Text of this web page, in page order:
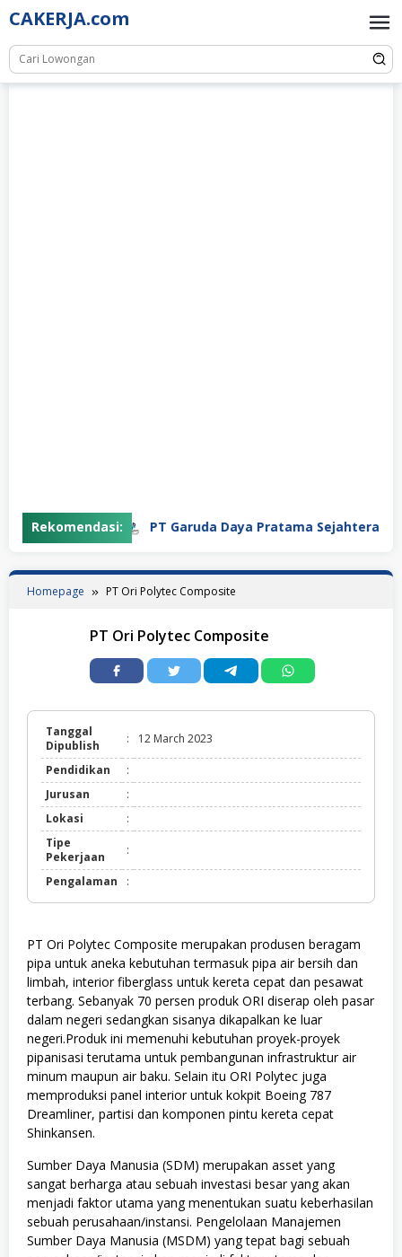
Skip
to
content
CAKERJA.com
Rekomendasi: PT Garuda Daya Pratama Sejahtera
Homepage PT Ori Polytec Composite
PT Ori Polytec Composite
Tanggal
Dipublish
: 12 March 2023
Pendidikan
:
Jurusan
:
Lokasi
:
Tipe
Pekerjaan
:
Pengalaman :
PT Ori Polytec Composite merupakan produsen beragam
pipa untuk aneka kebutuhan termasuk pipa air bersih dan
limbah, interior fiberglass untuk kereta cepat dan pesawat
terbang. Sebanyak 70 persen produk ORI diserap oleh pasar
dalam negeri sedangkan sisanya dikapalkan ke luar
negeri.Produk ini memenuhi kebutuhan proyek-proyek
pipanisasi terutama untuk pembangunan infrastruktur air
minum maupun air baku. Selain itu ORI Polytec juga
memproduksi panel interior untuk kokpit Boeing 787
Dreamliner, partisi dan komponen pintu kereta cepat
Shinkansen.
Sumber Daya Manusia (SDM) merupakan asset yang
sangat berharga atau sebuah investasi besar yang akan
menjadi faktor utama yang menentukan suatu keberhasilan
sebuah perusahaan/instansi. Pengelolaan Manajemen
Sumber Daya Manusia (MSDM) yang tepat bagi sebuah